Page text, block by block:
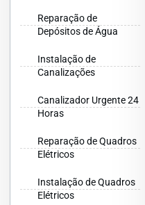
Reparação de
Depósitos de Água
Instalação de
Canalizações
Canalizador Urgente 24
Horas
Reparação de Quadros
Elétricos
Instalação de Quadros
Elétricos